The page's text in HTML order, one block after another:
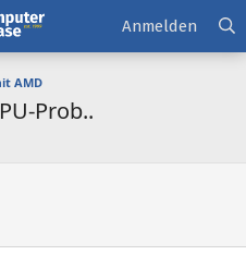
Anmelden
AMD
Prob..